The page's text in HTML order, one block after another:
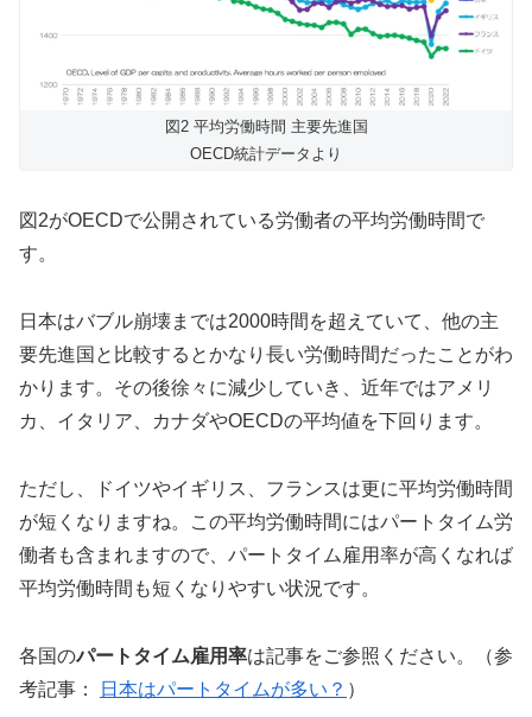
図2 平均労働時間 主要先進国
OECD統計データより
図2がOECDで公開されている労働者の平均労働時間で
す。
日本はバブル崩壊までは2000時間を超えていて、他の主
要先進国と比較するとかなり長い労働時間だったことがわ
かります。その後徐々に減少していき、近年ではアメリ
カ、イタリア、カナダやOECDの平均値を下回ります。
ただし、ドイツやイギリス、フランスは更に平均労働時間
が短くなりますね。この平均労働時間にはパートタイム労
働者も含まれますので、パートタイム雇用率が高くなれば
平均労働時間も短くなりやすい状況です。
各国のパートタイム雇用率は記事をご参照ください。（参
考記事：
日本はパートタイムが多い？ ）